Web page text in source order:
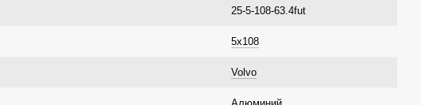
25-5-108-63.4fut
5x108
Volvo